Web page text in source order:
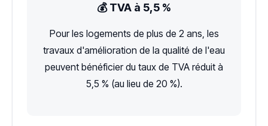
💰 TVA à 5,5 %
Pour les logements de plus de 2 ans, les
travaux d'amélioration de la qualité de l'eau
peuvent bénéficier du taux de TVA réduit à
5,5 % (au lieu de 20 %).